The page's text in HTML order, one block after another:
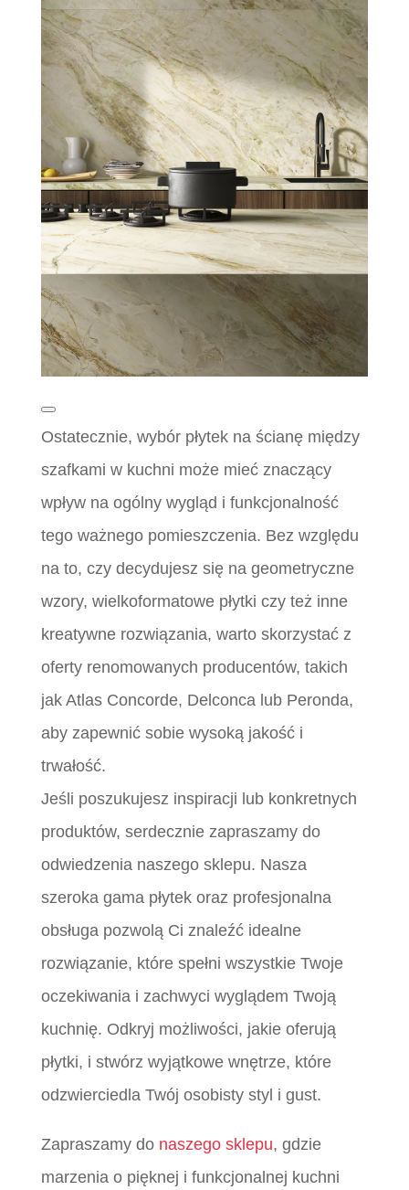
Ostatecznie, wybór płytek na ścianę między
szafkami w kuchni może mieć znaczący
wpływ na ogólny wygląd i funkcjonalność
tego ważnego pomieszczenia. Bez względu
na to, czy decydujesz się na geometryczne
wzory, wielkoformatowe płytki czy też inne
kreatywne rozwiązania, warto skorzystać z
oferty renomowanych producentów, takich
jak Atlas Concorde, Delconca lub Peronda,
aby zapewnić sobie wysoką jakość i
trwałość.
Jeśli poszukujesz inspiracji lub konkretnych
produktów, serdecznie zapraszamy do
odwiedzenia naszego sklepu. Nasza
szeroka gama płytek oraz profesjonalna
obsługa pozwolą Ci znaleźć idealne
rozwiązanie, które spełni wszystkie Twoje
oczekiwania i zachwyci wyglądem Twoją
kuchnię. Odkryj możliwości, jakie oferują
płytki, i stwórz wyjątkowe wnętrze, które
odzwierciedla Twój osobisty styl i gust.
Zapraszamy do naszego sklepu, gdzie
marzenia o pięknej i funkcjonalnej kuchni